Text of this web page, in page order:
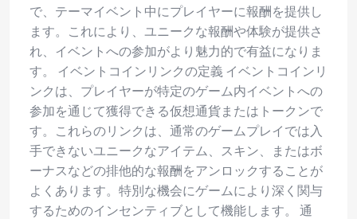
で、テーマイベント中にプレイヤーに報酬を提供し
ます。これにより、ユニークな報酬や体験が提供さ
れ、イベントへの参加がより魅力的で有益になりま
す。 イベントコインリンクの定義 イベントコインリ
ンクは、プレイヤーが特定のゲーム内イベントへの
参加を通じて獲得できる仮想通貨またはトークンで
す。これらのリンクは、通常のゲームプレイでは入
手できないユニークなアイテム、スキン、またはボ
ーナスなどの排他的な報酬をアンロックすることが
よくあります。特別な機会にゲームにより深く関与
するためのインセンティブとして機能します。 通